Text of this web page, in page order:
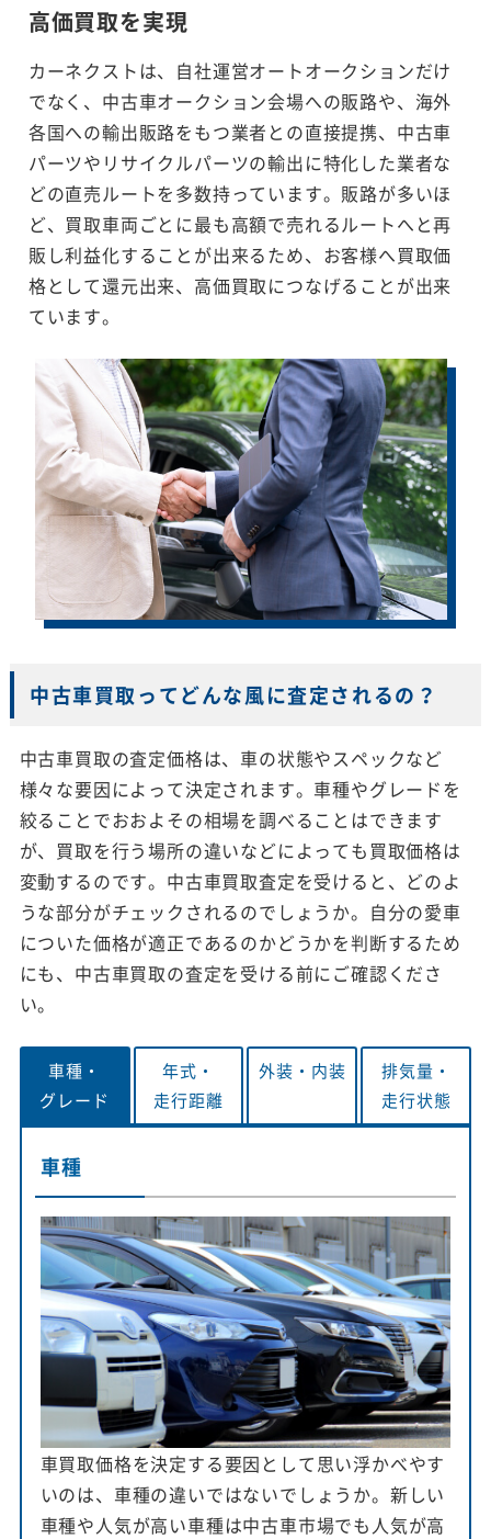
高価買取を実現
カーネクストは、自社運営オートオークションだけ
でなく、中古車オークション会場への販路や、海外
各国への輸出販路をもつ業者との直接提携、中古車
パーツやリサイクルパーツの輸出に特化した業者な
どの直売ルートを多数持っています。販路が多いほ
ど、買取車両ごとに最も高額で売れるルートへと再
販し利益化することが出来るため、お客様へ買取価
格として還元出来、高価買取につなげることが出来
ています。
中古車買取ってどんな風に査定されるの？
中古車買取の査定価格は、車の状態やスペックなど
様々な要因によって決定されます。車種やグレードを
絞ることでおおよその相場を調べることはできます
が、買取を行う場所の違いなどによっても買取価格は
変動するのです。中古車買取査定を受けると、どのよ
うな部分がチェックされるのでしょうか。自分の愛車
についた価格が適正であるのかどうかを判断するため
にも、中古車買取の査定を受ける前にご確認くださ
い。
車種・
グレード
年式・
走行距離
外装・ 内装
排気量・
走行状態
車種
車買取価格を決定する要因として思い浮かべやす
いのは、車種の違いではないでしょうか。新しい
車種や人気が高い車種は中古車市場でも人気が高